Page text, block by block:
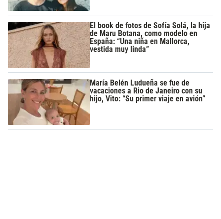
El book de fotos de Sofía Solá, la hija
de Maru Botana, como modelo en
España: “Una niña en Mallorca,
vestida muy linda”
María Belén Ludueña se fue de
vacaciones a Rio de Janeiro con su
hijo, Vito: “Su primer viaje en avión”